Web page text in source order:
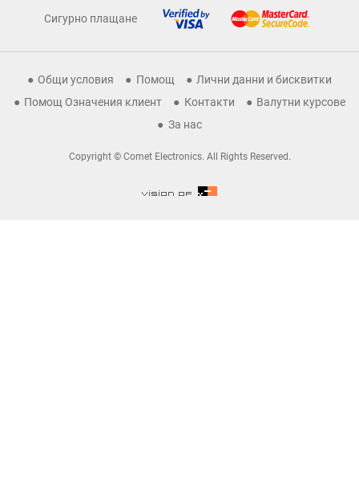
Сигурно плащане
Общи условия Помощ
Лични данни и бисквитки
Помощ Означения клиент
Контакти
Валутни курсове
За нас
Copyright © Comet Electronics. All Rights Reserved.